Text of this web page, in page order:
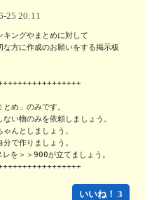
25 20:11
キングやまとめに対して
方に作成のお願いをする掲示板
め」のみです。
い物のみを依頼しましょう。
んとしましょう。
で作りましょう。
を＞＞900が立てましょう。
いいね！ 3